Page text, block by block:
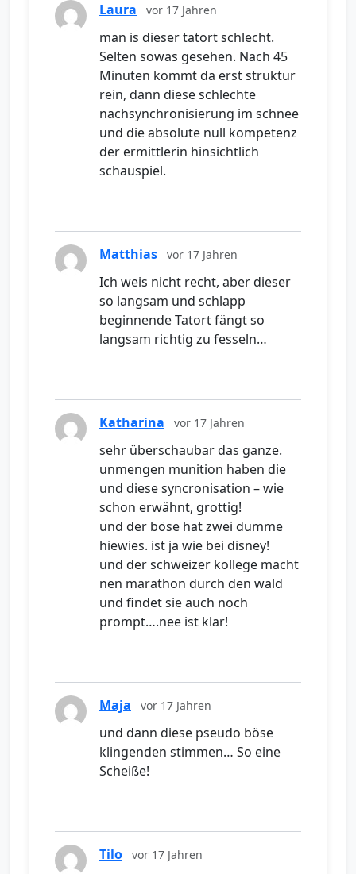
Laura vor 17 Jahren
man is dieser tatort schlecht.
Selten sowas gesehen. Nach 45
Minuten kommt da erst struktur
rein, dann diese schlechte
nachsynchronisierung im schnee
und die absolute null kompetenz
der ermittlerin hinsichtlich
schauspiel.
Matthias vor 17 Jahren
Ich weis nicht recht, aber dieser
so langsam und schlapp
beginnende Tatort fängt so
langsam richtig zu fesseln…
Katharina vor 17 Jahren
sehr überschaubar das ganze.
unmengen munition haben die
und diese syncronisation – wie
schon erwähnt, grottig!
und der böse hat zwei dumme
hiewies. ist ja wie bei disney!
und der schweizer kollege macht
nen marathon durch den wald
und findet sie auch noch
prompt….nee ist klar!
Maja vor 17 Jahren
und dann diese pseudo böse
klingenden stimmen… So eine
Scheiße!
Tilo vor 17 Jahren